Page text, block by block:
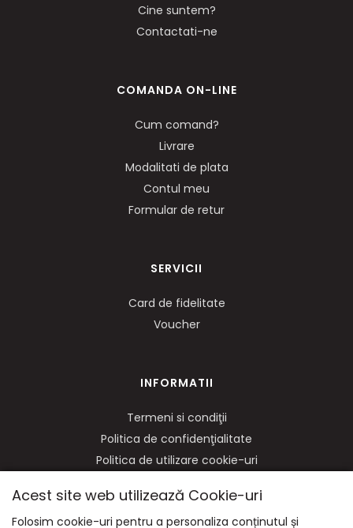
Cine suntem?
Contactati-ne
COMANDA ON-LINE
Cum comand?
Livrare
Modalitati de plata
Contul meu
Formular de retur
SERVICII
Card de fidelitate
Voucher
INFORMATII
Termeni si condiţii
Politica de confidenţialitate
Politica de utilizare cookie-uri
Soluționarea litigiilor
Acest site web utilizează Cookie-uri
Folosim cookie-uri pentru a personaliza conținutul și